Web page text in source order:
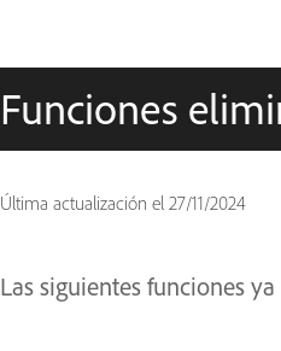
Funciones
Última actualización el 27/11/2024
Las siguientes funciones